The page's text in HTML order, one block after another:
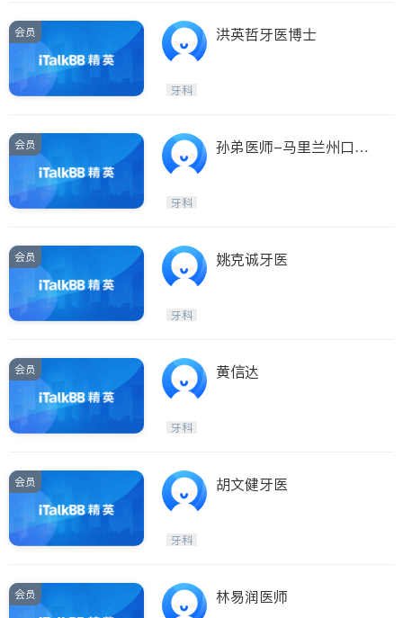
会员 洪英哲牙医博士
牙科
会员
孙弟医师-马里兰州口腔
牙科
会员 姚克诚牙医
牙科
会员 黄信达
牙科
会员 胡文健牙医
牙科
会员 林易润医师